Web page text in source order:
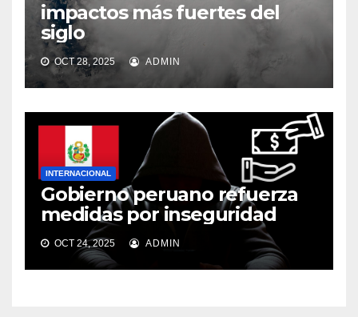
impactos más fuertes del
siglo
OCT 28, 2025 ADMIN
INTERNACIONAL
Gobierno peruano refuerza
medidas por inseguridad
OCT 24, 2025 ADMIN